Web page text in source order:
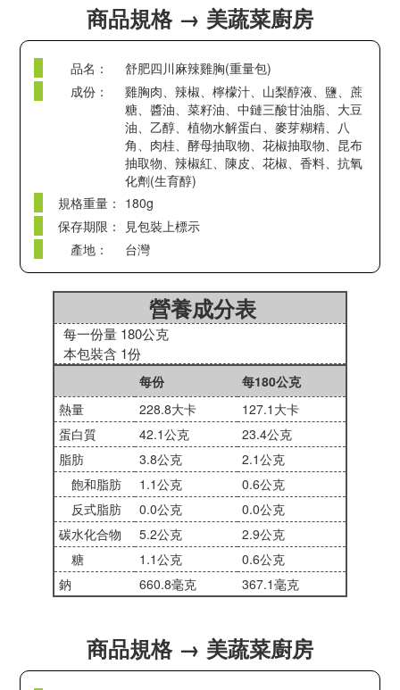
商品規格 → 美蔬菜廚房
品名：
舒肥四川麻辣雞胸(重量包)
成份：
雞胸肉、辣椒、檸檬汁、山梨醇液、鹽、蔗
糖、醬油、菜籽油、中鏈三酸甘油脂、大豆
油、乙醇、植物水解蛋白、麥芽糊精、八
角、肉桂、酵母抽取物、花椒抽取物、昆布
抽取物、辣椒紅、陳皮、花椒、香料、抗氧
化劑(生育醇)
規格重量： 180g
保存期限：
見包裝上標示
產地：
台灣
營養成分表
每一份量 180公克
本包裝含 1份
每份
每180公克
熱量
228.8大卡
127.1大卡
蛋白質
42.1公克
23.4公克
脂肪
3.8公克
2.1公克
飽和脂肪
1.1公克
0.6公克
反式脂肪
0.0公克
0.0公克
碳水化合物
5.2公克
2.9公克
糖
1.1公克
0.6公克
鈉
660.8毫克 367.1毫克
商品規格 → 美蔬菜廚房